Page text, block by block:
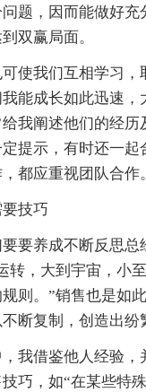
题，因而能做好充
双赢局面。
使我们互相学习，
能成长如此迅速，
我阐述他们的经历
提示，有时还一起
都应重视团队合作。
技巧
要养成不断反思总
转，大到宇宙，小
则。”销售也是如
断复制，创造出纷
我借鉴他人经验，
巧，如“在某些特